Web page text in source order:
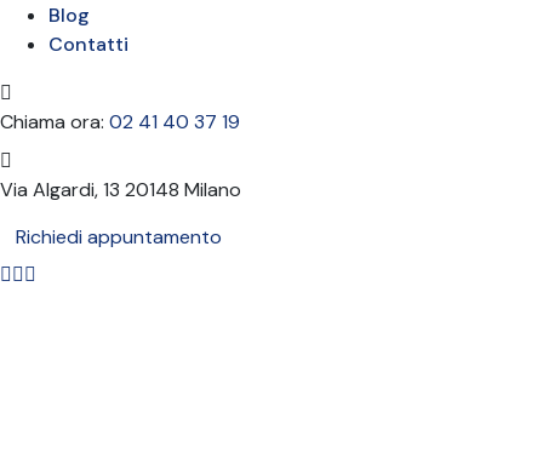
Blog
Contatti
Chiama ora: 02 41 40 37 19
Via Algardi, 13 20148 Milano
Richiedi appuntamento